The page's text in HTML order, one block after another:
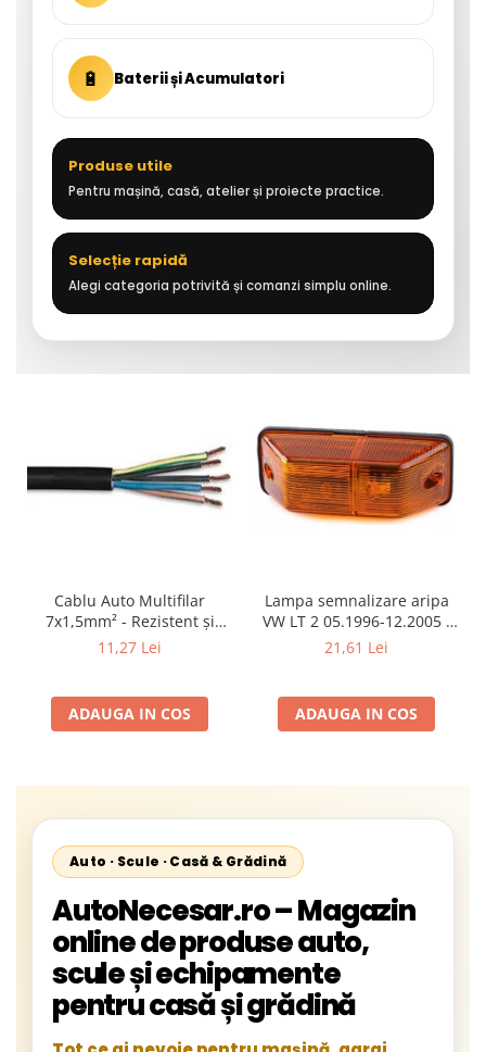
🔋 Baterii și Acumulatori
Produse utile
Pentru mașină, casă, atelier și proiecte practice.
Selecție rapidă
Alegi categoria potrivită și comanzi simplu online.
Cablu Auto Multifilar
7x1,5mm² - Rezistent și
Flexibil pentru Remorci 12V-
11,27 Lei
ADAUGA IN COS
Lampa semnalizare aripa
VW LT 2 05.1996-12.2005 ;
Mercedes Sprinter 1995-
Neoplan Euroliner,
Starliner,Centroliner,
21,61 Lei
ADAUGA IN COS
Auto · Scule · Casă & Grădină
AutoNecesar.ro – Magazin
online de produse auto,
scule și echipamente
pentru casă și grădină